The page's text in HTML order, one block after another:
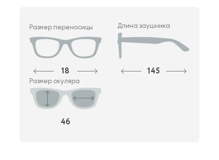
Размер переносицы
18
Длина заушника
145
Размер окуляра
46